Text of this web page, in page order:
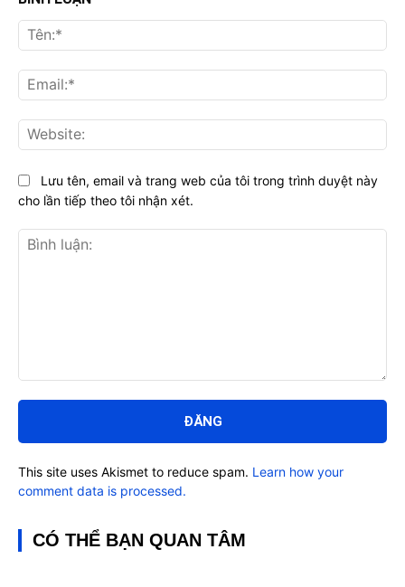
luận:
Lưu tên, email và trang web của tôi trong trình duyệt này
cho lần tiếp theo tôi nhận xét.
This site uses Akismet to reduce spam. Learn how your
comment data is processed.
CÓ THỂ BẠN QUAN TÂM